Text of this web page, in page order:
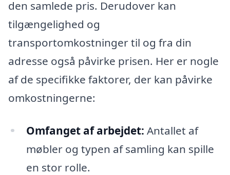
den samlede pris. Derudover kan
tilgængelighed og
transportomkostninger til og fra din
adresse også påvirke prisen. Her er nogle
af de specifikke faktorer, der kan påvirke
omkostningerne:
Omfanget af arbejdet: Antallet af
møbler og typen af samling kan spille
en stor rolle.